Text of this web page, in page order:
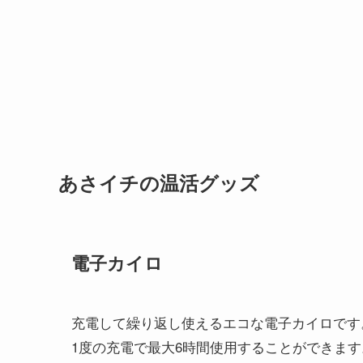
あさイチの温活グッズ
電子カイロ
充電して繰り返し使えるエコな電子カイロで
1度の充電で最大6時間使用することができま